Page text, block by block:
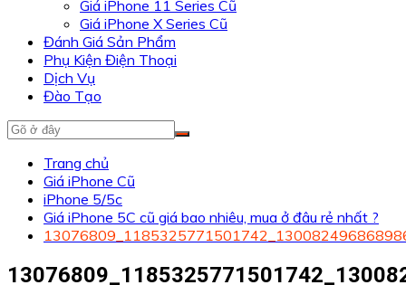
Giá iPhone 11 Series Cũ
Giá iPhone X Series Cũ
Đánh Giá Sản Phẩm
Phụ Kiện Điện Thoại
Dịch Vụ
Đào Tạo
Trang chủ
Giá iPhone Cũ
iPhone 5/5c
Giá iPhone 5C cũ giá bao nhiêu, mua ở đâu rẻ nhất ?